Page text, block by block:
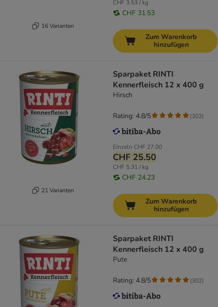
16 Varianten
CHF 3.53 / kg
CHF 31.53
Zum Warenkorb
hinzufügen
21 Varianten
Sparpaket RINTI
Kennerfleisch 12 x 400 g
Hirsch
Einzeln CHF 27.00
CHF 25.50
CHF 5.31 / kg
CHF 24.23
Rating: 4.8/5 (302)
Zum Warenkorb
hinzufügen
Sparpaket RINTI
Kennerfleisch 12 x 400 g
Pute
Rating: 4.8/5 (302)